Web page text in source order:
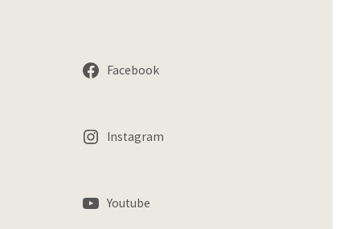
Facebook
Instagram
Youtube